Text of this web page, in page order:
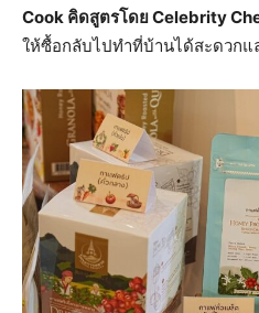
Cook คิดสูตรโดย Celebrity
ให้ซื้อกลับไปทำที่บ้านได้สะดวกแ